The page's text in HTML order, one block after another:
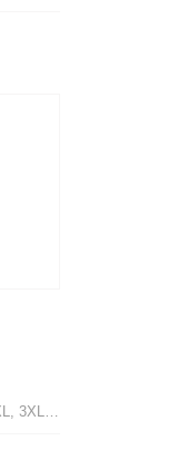
4XL